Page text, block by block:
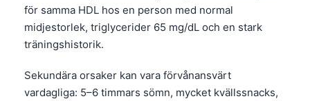
för samma HDL hos en person med normal
midjestorlek, triglycerider 65 mg/dL och en stark
träningshistorik.
Sekundära orsaker kan vara förvånansvärt
vardagliga: 5–6 timmars sömn, mycket kvällssnacks,